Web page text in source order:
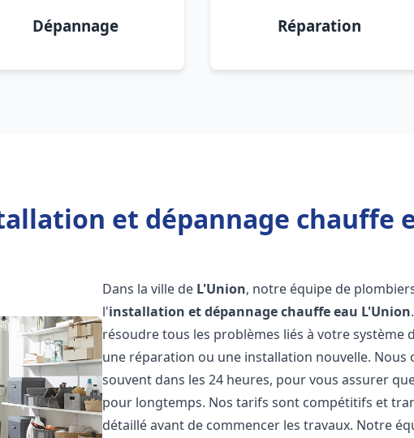
Dépannage Réparation
et dépannage chauffe
Dans la ville de L'Union, notre équipe de
l'installation et dépannage chauffe eau L'Union
résoudre tous les problèmes liés à votre système
une réparation ou une installation nouvelle.
souvent dans les 24 heures, pour vous assurer
pour longtemps. Nos tarifs sont compétitifs et
détaillé avant de commencer les travaux. Notre